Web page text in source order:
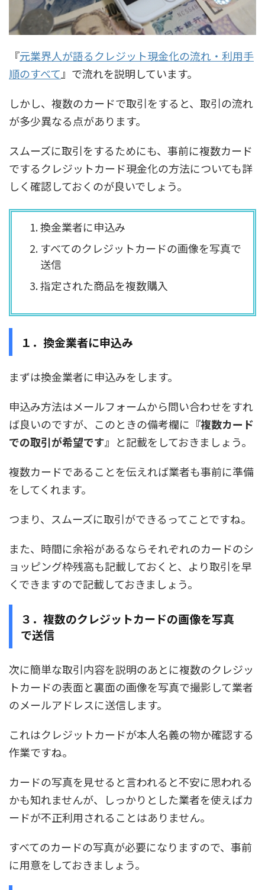
『元業界人が語るクレジット現金化の流れ・利用手
順のすべて 』で流れを説明しています。
しかし、複数のカードで取引をすると、取引の流れ
が多少異なる点があります。
スムーズに取引をするためにも、事前に複数カード
でするクレジットカード現金化の方法についても詳
しく確認しておくのが良いでしょう。
換金業者に申込み
すべてのクレジットカードの画像を写真で
送信
指定された商品を複数購入
１．換金業者に申込み
まずは換金業者に申込みをします。
申込み方法はメールフォームから問い合わせをすれ
ば良いのですが、
このときの備考欄に 『複数カード
での取引が希望です』 と記載をしておきましょう。
複数カードであることを伝えれば業者も事前に準備
をしてくれます。
つまり、スムーズに取引ができるってことですね。
また、時間に余裕があるならそれぞれのカードのシ
ョッピング枠残高も記載しておくと、より取引を早
くできますので記載しておきましょう。
３．複数のクレジットカードの画像を写真
で送信
次に簡単な取引内容を説明のあとに複数のクレジッ
トカードの表面と裏面の画像を写真で撮影して業者
のメールアドレスに送信します。
これはクレジットカードが本人名義の物か確認する
作業ですね。
カードの写真を見せると言われると不安に思われる
かも知れませんが、しっかりとした業者を使えばカ
ードが不正利用されることはありません。
すべてのカードの写真が必要になりますので、事前
に用意をしておきましょう。